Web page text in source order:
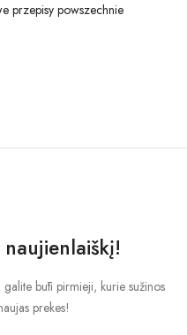
przepisy powszechnie
būti pirmieji, kurie sužinos
prekes!